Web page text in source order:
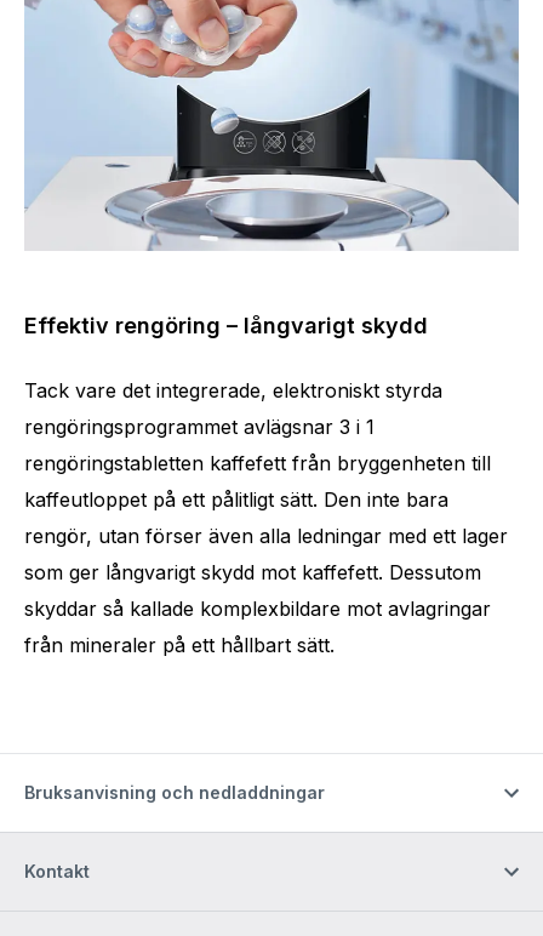
Effektiv rengöring – långvarigt skydd
Tack vare det integrerade, elektroniskt styrda
rengöringsprogrammet avlägsnar 3 i 1
rengöringstabletten kaffefett från bryggenheten till
kaffeutloppet på ett pålitligt sätt. Den inte bara
rengör, utan förser även alla ledningar med ett lager
som ger långvarigt skydd mot kaffefett. Dessutom
skyddar så kallade komplexbildare mot avlagringar
från mineraler på ett hållbart sätt.
Bruksanvisning och nedladdningar
Kontakt